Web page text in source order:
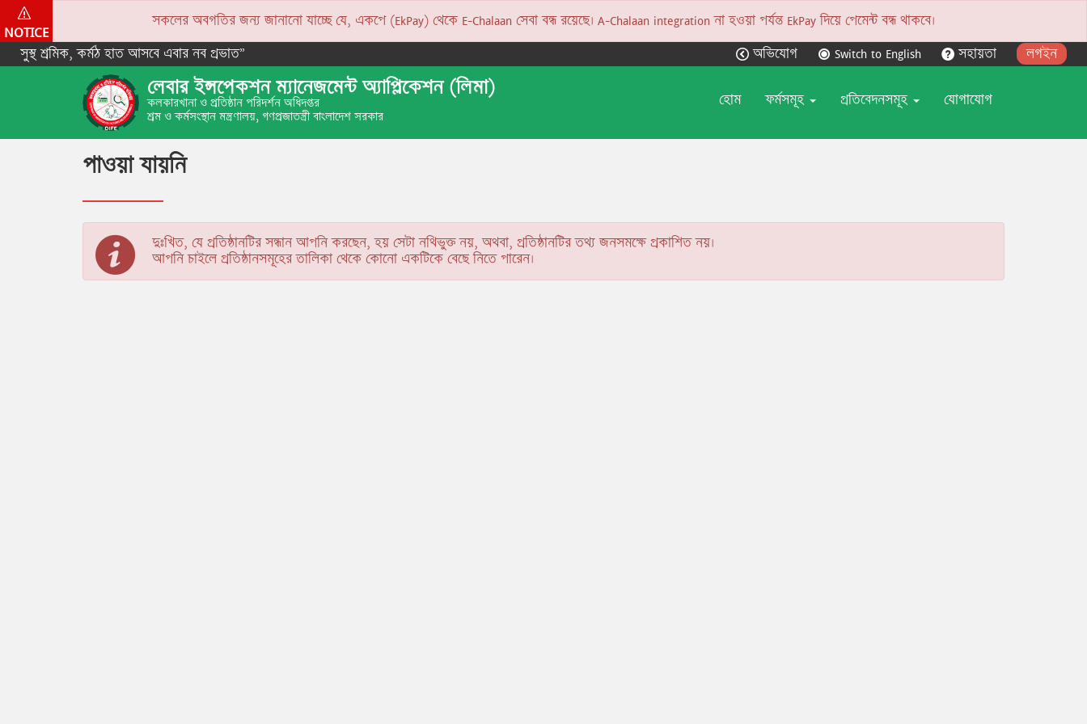
NOTICE
সকলের অবগতির জন্য জানানো যাচ্ছে যে, একপে (EkPay) থেকে E-Chalaan সেবা বন্ধ রয়েছে। A-Chalaan integration না হওয়া পর্যন্ত EkPay দিয়ে পেমেন্ট বন্ধ থাকবে।
সুস্থ শ্রমিক, কর্মঠ হাত আসবে এবার নব প্রভাত”
অভিযোগ Switch to English সহায়তা লগইন
লেবার ইন্সপেকশন ম্যানেজমেন্ট অ্যাপ্লিকেশন (লিমা)
কলকারখানা ও প্রতিষ্ঠান পরিদর্শন অধিদপ্তর
শ্রম ও কর্মসংস্থান মন্ত্রণালয়, গণপ্রজাতন্ত্রী বাংলাদেশ সরকার
হোম ফর্মসমূহ প্রতিবেদনসমূহ যোগাযোগ
পাওয়া যায়নি
দুঃখিত, যে প্রতিষ্ঠানটির সন্ধান আপনি করছেন, হয় সেটা নথিভুক্ত নয়, অথবা, প্রতিষ্ঠানটির তথ্য জনসমক্ষে প্রকাশিত নয়।
আপনি চাইলে প্রতিষ্ঠানসমূহের তালিকা থেকে কোনো একটিকে বেছে নিতে পারেন।